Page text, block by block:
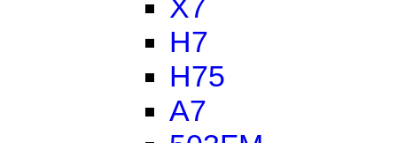
X7
H7
H75
A7